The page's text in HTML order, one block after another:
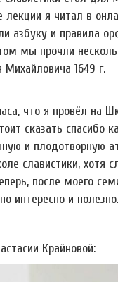
лекции я читал в
и правила
мы прочли
1649 г.
что я провёл на
сказать
и плодотворную
славистики, хотя
после моего
интересно и полезно.
Крайновой: